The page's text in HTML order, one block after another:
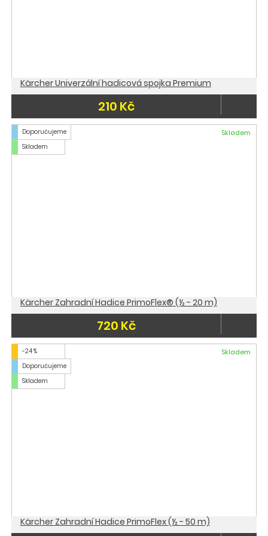
Kärcher Univerzální hadicová spojka Premium
210 Kč
Doporučujeme
Skladem
Skladem
Kärcher Zahradní Hadice PrimoFlex® (½ - 20 m)
720 Kč
-24 %
Doporučujeme
Skladem
Skladem
Kärcher Zahradní Hadice PrimoFlex (½ - 50 m)